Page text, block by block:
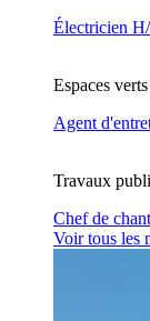
Électricien
Espaces verts
Agent
Travaux
Chef de
Voir tous les